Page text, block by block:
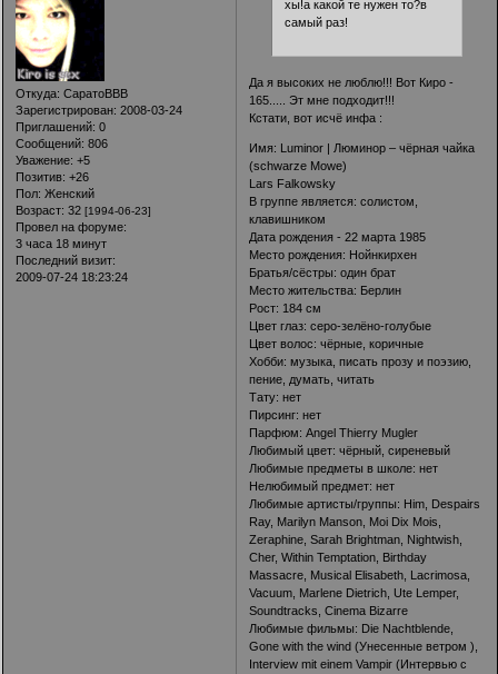
Откуда: СаратоВВВ
Зарегистрирован: 2008-03-24
Приглашений: 0
Сообщений: 806
Уважение: +5
Позитив: +26
Пол: Женский
Возраст: 32 [1994-06-23]
Провел на форуме:
3 часа 18 минут
Последний визит:
2009-07-24 18:23:24
хы!а какой те нужен то?в
самый раз!
Да я высоких не люблю!!! Вот Киро -
165..... Эт мне подходит!!!
Кстати, вот исчё инфа :
Имя: Luminor | Люминор – чёрная чайка
(schwarze Mowe)
Lars Falkowsky
В группе является: солистом,
клавишником
Дата рождения - 22 марта 1985
Место рождения: Нойнкирхен
Братья/сёстры: один брат
Место жительства: Берлин
Рост: 184 см
Цвет глаз: серо-зелёно-голубые
Цвет волос: чёрные, коричные
Хобби: музыка, писать прозу и поэзию,
пение, думать, читать
Тату: нет
Пирсинг: нет
Парфюм: Angel Thierry Mugler
Любимый цвет: чёрный, сиреневый
Любимые предметы в школе: нет
Нелюбимый предмет: нет
Любимые артисты/группы: Him, Despairs
Ray, Marilyn Manson, Moi Dix Mois,
Zeraphine, Sarah Brightman, Nightwish,
Cher, Within Temptation, Birthday
Massacre, Musical Elisabeth, Lacrimosa,
Vacuum, Marlene Dietrich, Ute Lemper,
Soundtracks, Cinema Bizarre
Любимые фильмы: Die Nachtblende,
Gone with the wind (Унесенные ветром ),
Interview mit einem Vampir (Интервью с